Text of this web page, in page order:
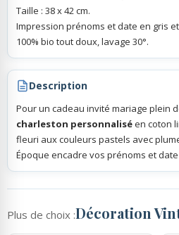
Taille : 38 x 42 cm.
Impression prénoms et date en gris
100% bio tout doux, lavage 30°.
Description
Pour un cadeau invité mariage plein
charleston personnaliséen coton
fleuri aux couleurs pastels avec
Époque encadre vos prénoms et
Plus de choix :Décoration